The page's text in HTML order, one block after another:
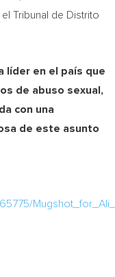
Tribunal de Distrito
líder en el país que
de abuso sexual,
con una
de este asunto